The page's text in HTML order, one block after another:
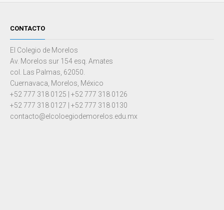
CONTACTO
El Colegio de Morelos
Av. Morelos sur 154 esq. Amates
col. Las Palmas, 62050.
Cuernavaca, Morelos, México
+52 777 318 0125 | +52 777 318 0126
+52 777 318 0127 | +52 777 318 0130
contacto@elcoloegiodemorelos.edu.mx